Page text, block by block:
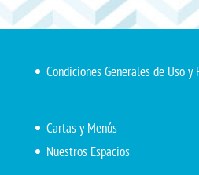
Condiciones Generales de Uso
Cartas y Menús
Nuestros Espacios